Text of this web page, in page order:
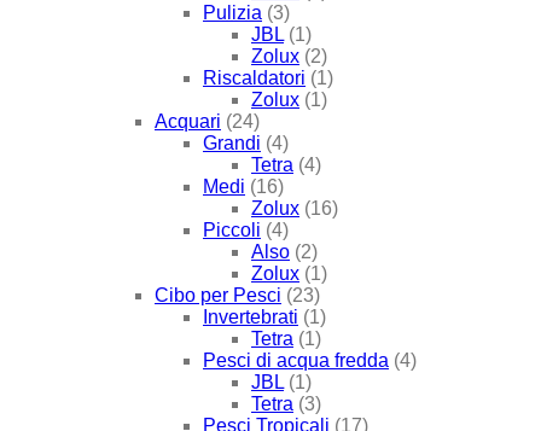
Pulizia (3)
JBL (1)
Zolux (2)
Riscaldatori (1)
Zolux (1)
Acquari (24)
Grandi (4)
Tetra (4)
Medi (16)
Zolux (16)
Piccoli (4)
Also (2)
Zolux (1)
Cibo per Pesci (23)
Invertebrati (1)
Tetra (1)
Pesci di acqua fredda (4)
JBL (1)
Tetra (3)
Pesci Tropicali (17)